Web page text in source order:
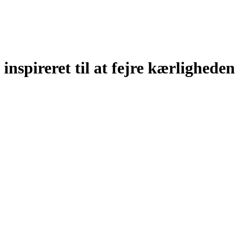
inspireret til at fejre kærligheden